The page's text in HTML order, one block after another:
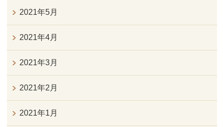
2021年5月
2021年4月
2021年3月
2021年2月
2021年1月